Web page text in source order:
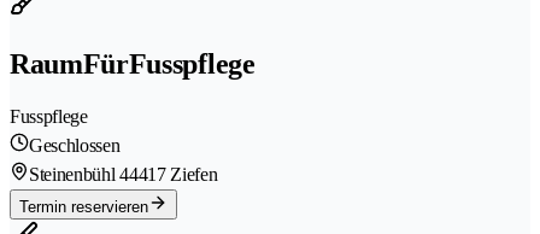
RaumFürFusspflege
Fusspflege
Geschlossen
Steinenbühl 44417 Ziefen
Termin reservieren